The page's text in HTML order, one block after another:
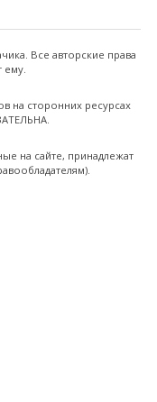
Все авторские права
ему.
на сторонних ресурсах
на сайте, принадлежат